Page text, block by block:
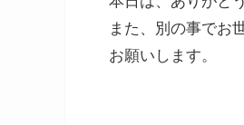
また、別の事でお
お願いします。